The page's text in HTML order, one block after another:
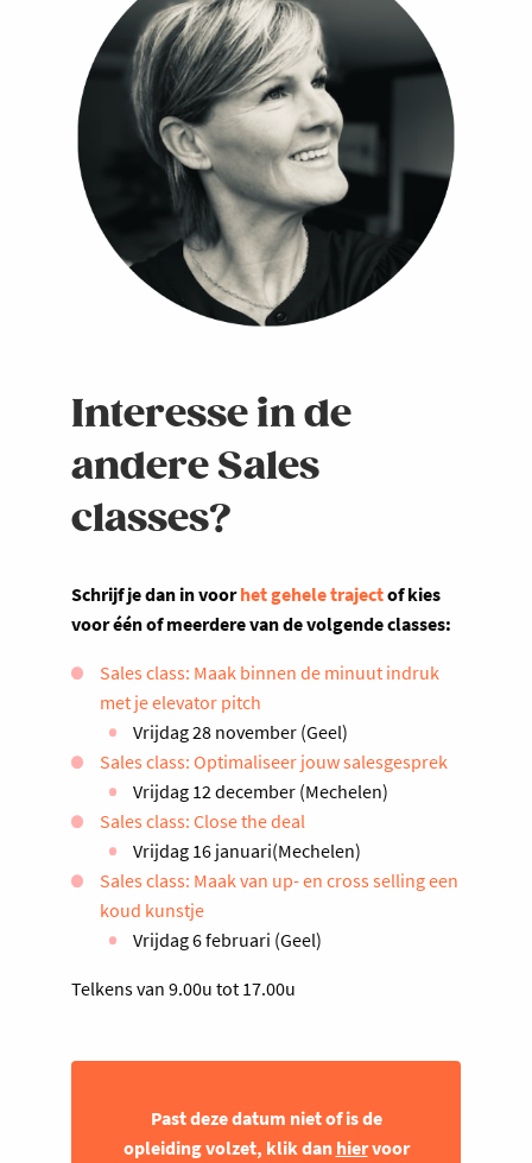
Interesse in de
andere Sales
classes?
Schrijf je dan in voorhet gehele trajectof kies
voor één of meerdere van de volgende classes:
Sales class: Maak binnen de minuut indruk
met je elevator pitch
Vrijdag 28 november (Geel)
Sales class: Optimaliseer jouw salesgesprek
Vrijdag 12 december (Mechelen)
Sales class: Close the deal
Vrijdag 16 januari(Mechelen)
Sales class: Maak van up- en cross selling een
koud kunstje
Vrijdag 6 februari (Geel)
Telkens van 9.00u tot 17.00u
Past deze datum niet of is de
opleiding volzet, klik dan hiervoor